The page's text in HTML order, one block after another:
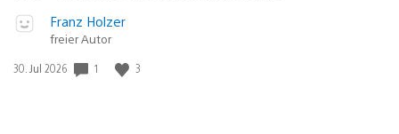
Veröffentlicht
Gewinnspiel
Franz Holzer
freier Autor
Veröffentlichungsdatum:
30. Jul 2026 1 3